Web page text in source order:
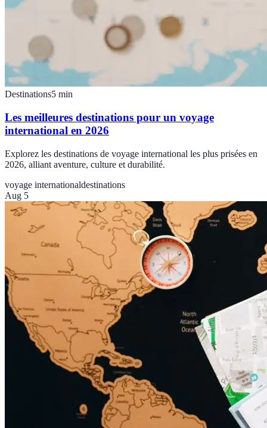
Destinations5 min
Les meilleures destinations pour un voyage
international en 2026
Explorez les destinations de voyage international les plus prisées en
2026, alliant aventure, culture et durabilité.
voyage internationaldestinations
Aug 5